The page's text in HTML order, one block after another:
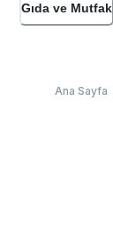
Gıda ve Mutfak
Ana Sayfa